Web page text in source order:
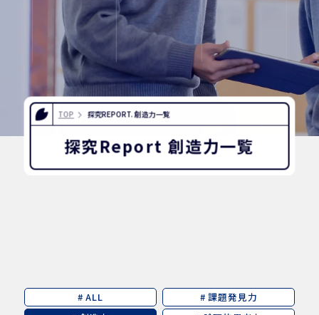
インスタグラム
デジタルパンフレッ
ユネスコ・スクール
教職員採用
入試相談用紙
プライバシーポリ
TOP 探究REPORT. 創造力一覧
探究Report 創造力一覧
# ALL
# 課題発見力